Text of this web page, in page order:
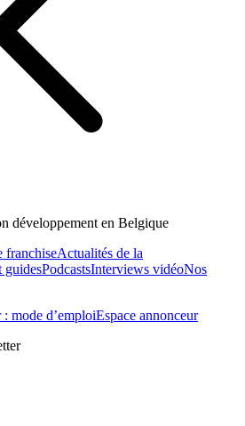
développement en Belgique
franchiseActualités de la
guidesPodcastsInterviews vidéoNos
mode d’emploiEspace annonceur